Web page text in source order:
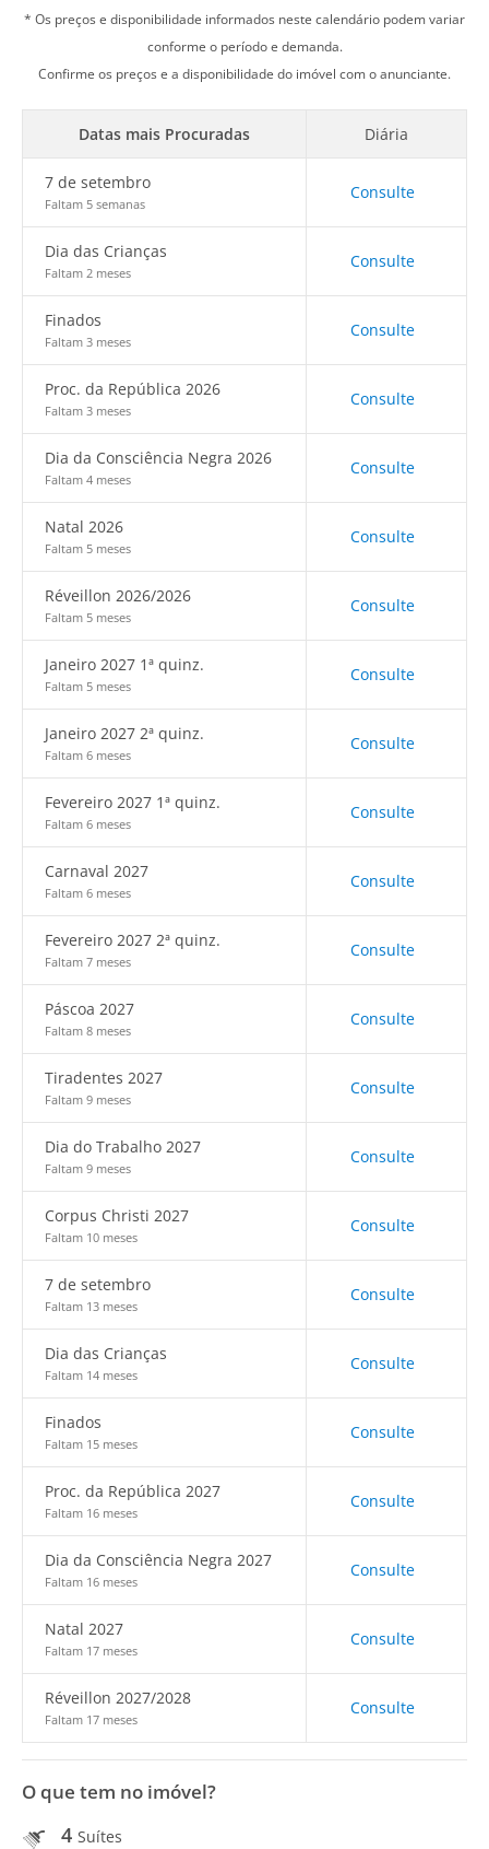
* Os preços e disponibilidade informados neste calendário podem variar
conforme o período e demanda.
Confirme os preços e a disponibilidade do imóvel com o anunciante.
Datas mais Procuradas Diária
7 de setembro
Faltam 5 semanas
Consulte
Dia das Crianças
Faltam 2 meses
Consulte
Finados
Faltam 3 meses
Consulte
Proc. da República 2026
Faltam 3 meses
Consulte
Dia da Consciência Negra 2026
Faltam 4 meses
Consulte
Natal 2026
Faltam 5 meses
Consulte
Réveillon 2026/2026
Faltam 5 meses
Consulte
Janeiro 2027 1ª quinz.
Faltam 5 meses
Consulte
Janeiro 2027 2ª quinz.
Faltam 6 meses
Consulte
Fevereiro 2027 1ª quinz.
Faltam 6 meses
Consulte
Carnaval 2027
Faltam 6 meses
Consulte
Fevereiro 2027 2ª quinz.
Faltam 7 meses
Consulte
Páscoa 2027
Faltam 8 meses
Consulte
Tiradentes 2027
Faltam 9 meses
Consulte
Dia do Trabalho 2027
Faltam 9 meses
Consulte
Corpus Christi 2027
Faltam 10 meses
Consulte
7 de setembro
Faltam 13 meses
Consulte
Dia das Crianças
Faltam 14 meses
Consulte
Finados
Faltam 15 meses
Consulte
Proc. da República 2027
Faltam 16 meses
Consulte
Dia da Consciência Negra 2027
Faltam 16 meses
Consulte
Natal 2027
Faltam 17 meses
Consulte
Réveillon 2027/2028
Faltam 17 meses
Consulte
O que tem no imóvel?
4 Suítes